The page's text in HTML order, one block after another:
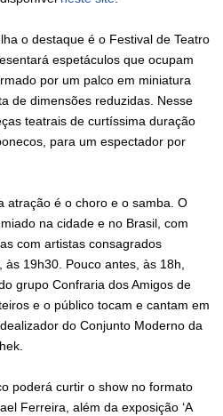
o destaque é o Festival de Teatro
espetáculos que ocupam
por um palco em miniatura
de dimensões reduzidas. Nesse
teatrais de curtíssima duração
para um espectador por
atração é o choro e o samba. O
na cidade e no Brasil, com
com artistas consagrados
19h30. Pouco antes, às 18h,
grupo Confraria dos Amigos de
e o público tocam e cantam em
do Conjunto Moderno da
poderá curtir o show no formato
Ferreira, além da exposição ‘A